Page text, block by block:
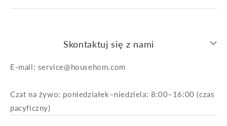
Skontaktuj się z nami
E-mail: service@househom.com
Czat na żywo: poniedziałek–niedziela: 8:00–16:00 (czas
pacyficzny)